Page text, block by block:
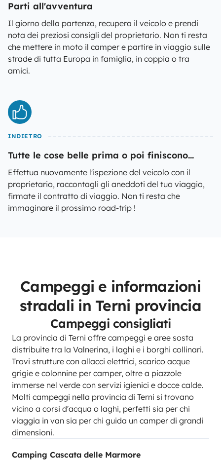
Parti all'avventura
Il giorno della partenza, recupera il veicolo e prendi
nota dei preziosi consigli del proprietario. Non ti resta
che mettere in moto il camper e partire in viaggio sulle
strade di tutta Europa in famiglia, in coppia o tra
amici.
INDIETRO
Tutte le cose belle prima o poi finiscono...
Effettua nuovamente l'ispezione del veicolo con il
proprietario, raccontagli gli aneddoti del tuo viaggio,
firmate il contratto di viaggio. Non ti resta che
immaginare il prossimo road-trip !
Campeggi e informazioni
stradali in Terni provincia
Campeggi consigliati
La provincia di Terni offre campeggi e aree sosta
distribuite tra la Valnerina, i laghi e i borghi collinari.
Trovi strutture con allacci elettrici, scarico acque
grigie e colonnine per camper, oltre a piazzole
immerse nel verde con servizi igienici e docce calde.
Molti campeggi nella provincia di Terni si trovano
vicino a corsi d'acqua o laghi, perfetti sia per chi
viaggia in van sia per chi guida un camper di grandi
dimensioni.
Camping Cascata delle Marmore